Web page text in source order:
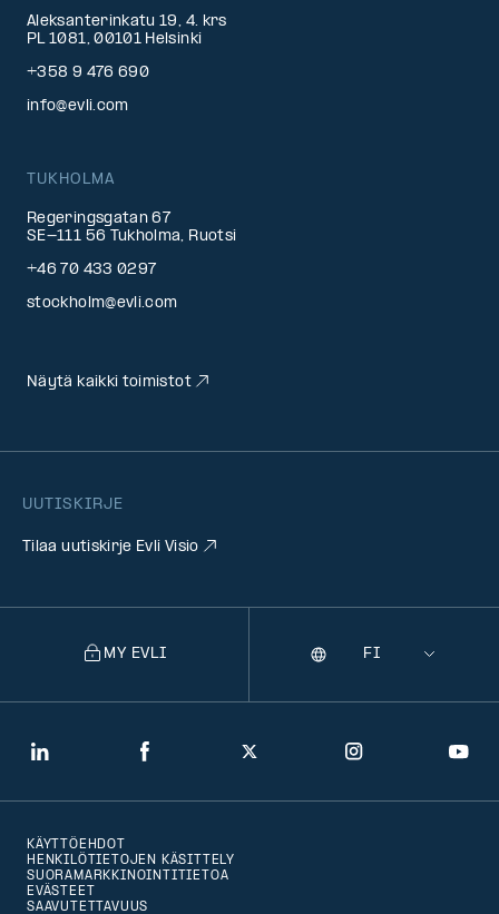
UUTISKIRJE
Tilaa uutiskirje Evli Visio
Aleksanterinkatu 19, 4. krs
PL 1081, 00101 Helsinki
+358 9 476 690
info@evli.com
TUKHOLMA
Regeringsgatan 67
SE-111 56 Tukholma, Ruotsi
+46 70 433 0297
stockholm@evli.com
Näytä kaikki toimistot
LinkedIn Facebook Twitter Instagram
MY EVLI
Selecting
Kieli
KÄYTTÖEHDOT
HENKILÖTIETOJEN KÄSITTELY
SUORAMARKKINOINTITIETOA
EVÄSTEET
SAAVUTETTAVUUS